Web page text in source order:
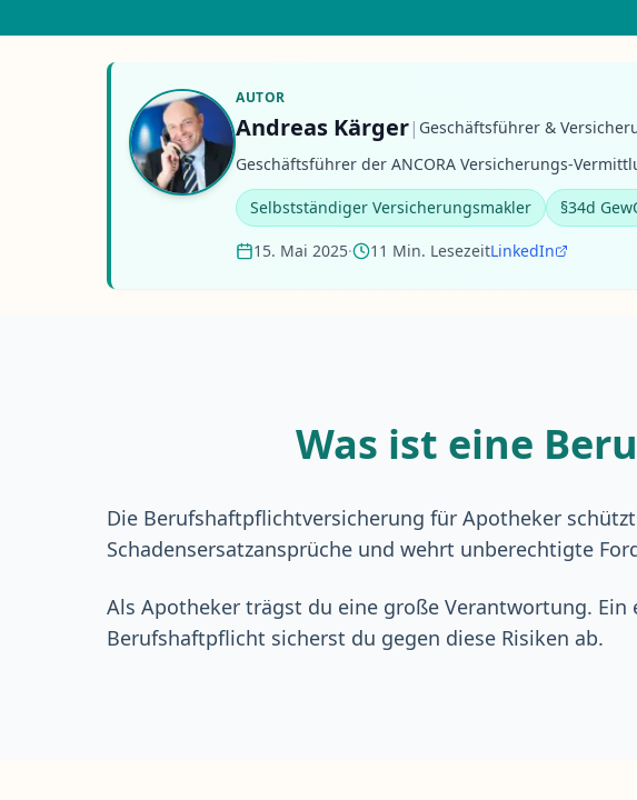
AUTOR
Andreas Kärger| Geschäftsführer &
Geschäftsführer der ANCORA Versicherungs-
Selbstständiger Versicherungsmakler §34d
15. Mai 2025· 11 Min. LesezeitLinkedIn
Was ist eine
Die Berufshaftpflichtversicherung für Apotheker
Schadensersatzansprüche und wehrt unberechtigte
Als Apotheker trägst du eine große Verantwortung.
Berufshaftpflicht sicherst du gegen diese Risiken ab.